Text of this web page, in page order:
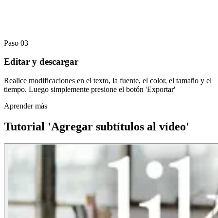
Paso 03
Editar y descargar
Realice modificaciones en el texto, la fuente, el color, el tamaño y el
tiempo. Luego simplemente presione el botón 'Exportar'
Aprender más
Tutorial 'Agregar subtítulos al vídeo'